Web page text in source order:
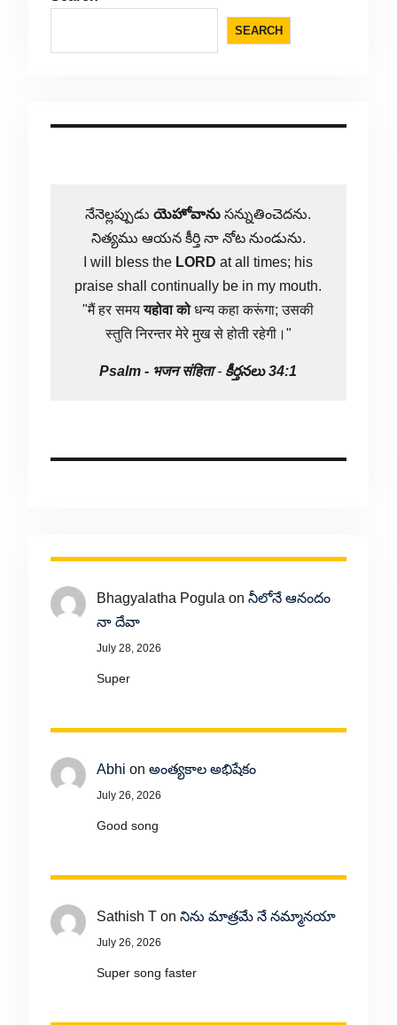
SEARCH
నేనెల్లప్పుడుయెహోవాను సన్నుతించెదను.
నిత్యము ఆయన కీర్తి నా నోట నుండును.
I will bless the LORD at all times; his
praise shall continually be in my mouth.
"मैं हर समययहोवा कोधन्य कहा करूंगा; उसकी
स्तुति निरन्तर मेरे मुख से होती रहेगी।"
Psalm - भजन संहिता- కీర్తనలు 34:1
Bhagyalatha Pogula on నీలోనే ఆనందం
నా దేవా
July 28, 2026
Super
Abhi on అంత్యకాల అభిషేకం
July 26, 2026
Good song
Sathish Ton నిను మాత్రమే నే నమ్మానయా
July 26, 2026
Super song faster